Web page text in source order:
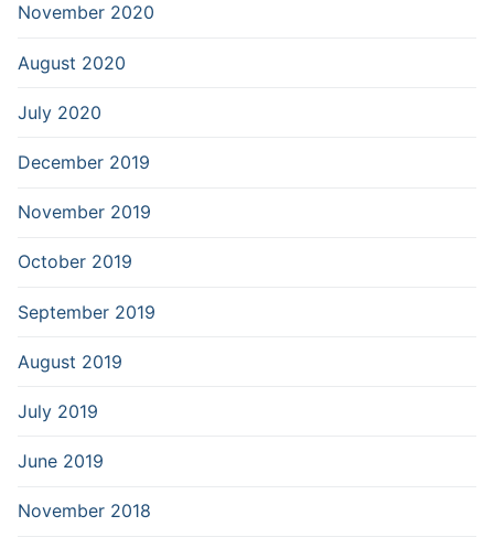
November 2020
August 2020
July 2020
December 2019
November 2019
October 2019
September 2019
August 2019
July 2019
June 2019
November 2018